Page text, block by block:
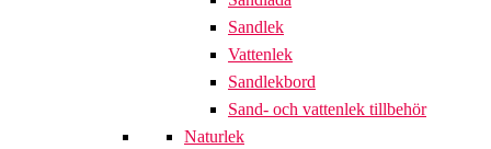
Sandlek
Vattenlek
Sandlekbord
Sand- och vattenlek tillbehör
Naturlek